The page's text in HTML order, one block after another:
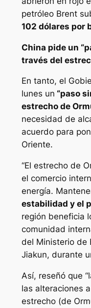
petróleo Brent
102 dólares por
China pide un
través del
En tanto, el
lunes un “paso
estrecho de
necesidad de
acuerdo para
Oriente.
“El estrecho de
el comercio
energía.
estabilidad y el
región beneficia
comunidad
del Ministerio de
Jiakun, durante
Así, reseñó que
las alteraciones
estrecho (de